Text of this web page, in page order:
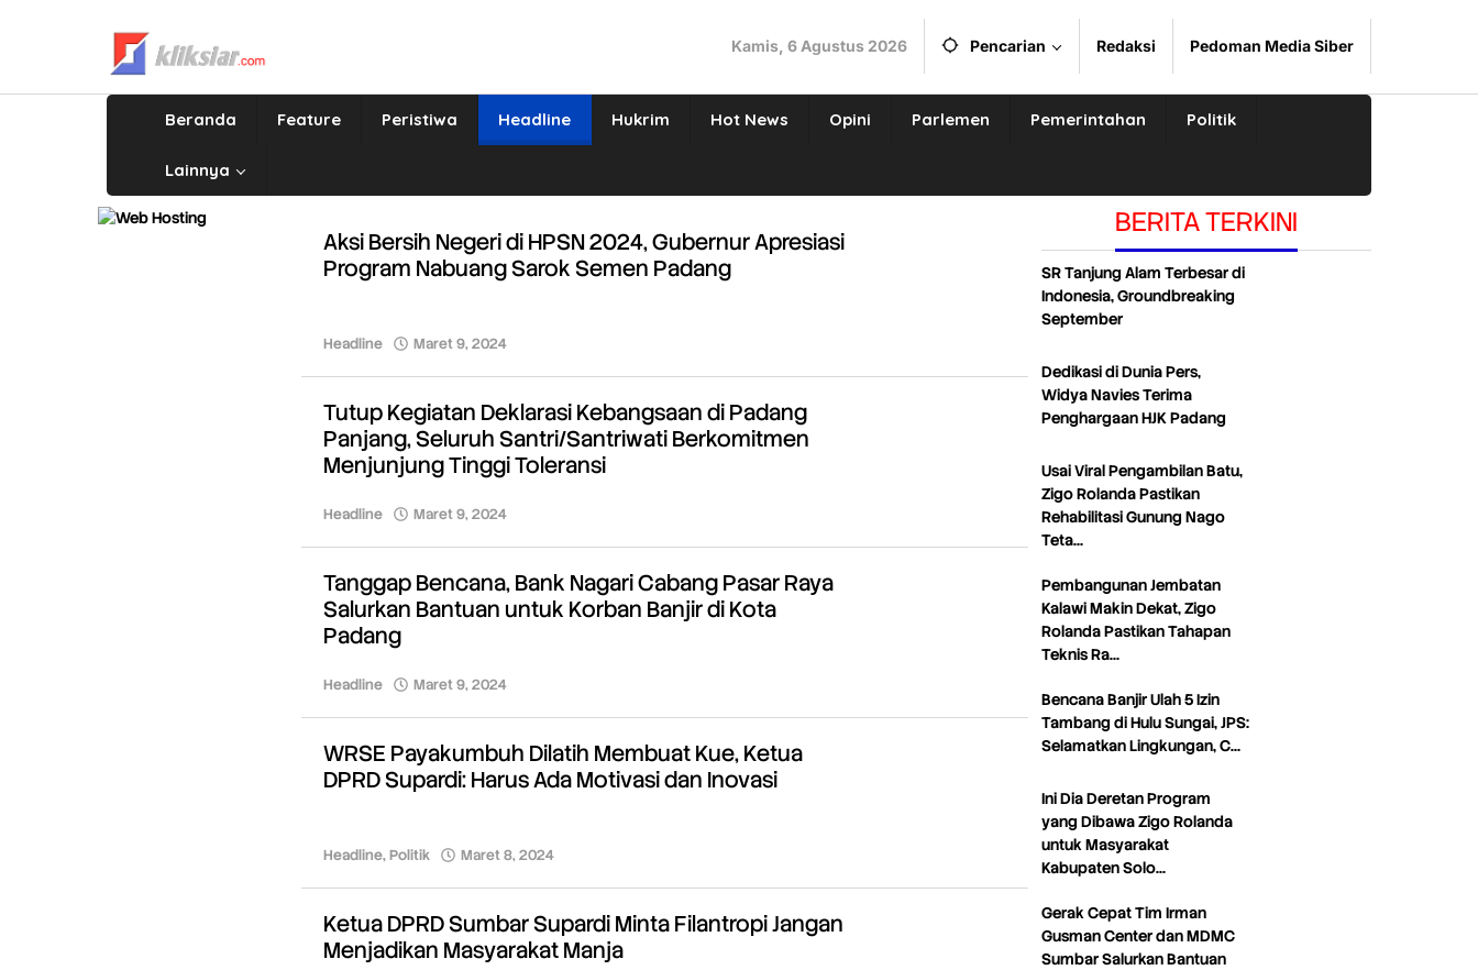
Kamis, 6 Agustus 2026 Pencarian Redaksi Pedoman Media Siber
Beranda Feature Peristiwa Headline Hukrim Hot News Opini Parlemen Pemerintahan Politik
Lainnya
Aksi Bersih Negeri di HPSN 2024, Gubernur Apresiasi
Program Nabuang Sarok Semen Padang
Headline Maret 9, 2024
Tutup Kegiatan Deklarasi Kebangsaan di Padang
Panjang, Seluruh Santri/Santriwati Berkomitmen
Menjunjung Tinggi Toleransi
Headline Maret 9, 2024
Tanggap Bencana, Bank Nagari Cabang Pasar Raya
Salurkan Bantuan untuk Korban Banjir di Kota
Padang
Headline Maret 9, 2024
WRSE Payakumbuh Dilatih Membuat Kue, Ketua
DPRD Supardi: Harus Ada Motivasi dan Inovasi
Headline,Politik Maret 8, 2024
Ketua DPRD Sumbar Supardi Minta Filantropi Jangan
Menjadikan Masyarakat Manja
BERITA TERKINI
SR Tanjung Alam Terbesar di
Indonesia, Groundbreaking
September
Dedikasi di Dunia Pers,
Widya Navies Terima
Penghargaan HJK Padang
Usai Viral Pengambilan Batu,
Zigo Rolanda Pastikan
Rehabilitasi Gunung Nago
Teta…
Pembangunan Jembatan
Kalawi Makin Dekat, Zigo
Rolanda Pastikan Tahapan
Teknis Ra…
Bencana Banjir Ulah 5 Izin
Tambang di Hulu Sungai, JPS:
Selamatkan Lingkungan, C…
Ini Dia Deretan Program
yang Dibawa Zigo Rolanda
untuk Masyarakat
Kabupaten Solo…
Gerak Cepat Tim Irman
Gusman Center dan MDMC
Sumbar Salurkan Bantuan